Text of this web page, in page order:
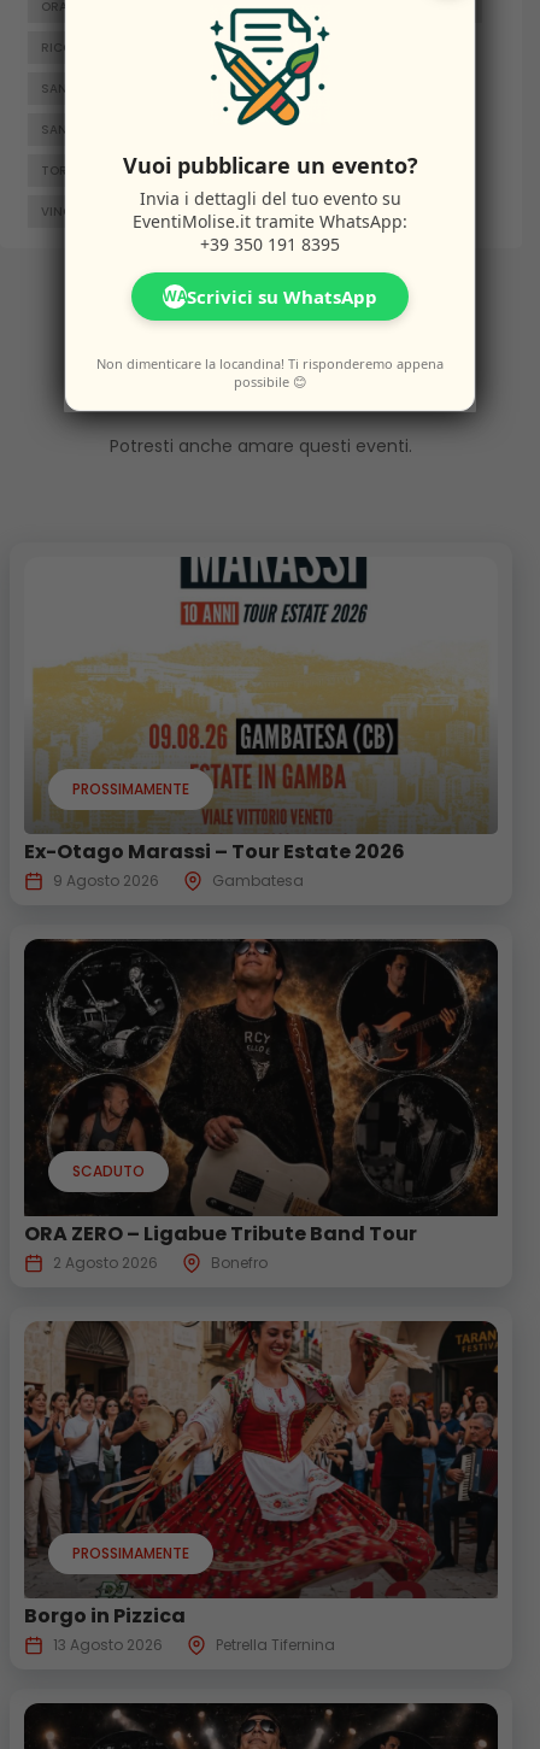
ORATINO PIETRABBONDANTE
RICCIA ROCCAMANDOLFI
SAN GIACOMO DEGLI SCHIAVONI SAN MASSIMO
SANTA CROCE DI MAGLIANO SEPINO
TORELLA DEL SANNIO TRIVENTO VENAFRO
VINCHIATURO
Potresti anche amare questi eventi.
PROSSIMAMENTE
Ex-Otago Marassi – Tour Estate 2026
9 Agosto 2026 Gambatesa
SCADUTO
ORA ZERO – Ligabue Tribute Band Tour
2 Agosto 2026 Bonefro
PROSSIMAMENTE
Borgo in Pizzica
13 Agosto 2026 Petrella Tifernina
Vuoi pubblicare un evento?
Invia i dettagli del tuo evento su
EventiMolise.it tramite WhatsApp:
+39 350 191 8395
WAScrivici su WhatsApp
Non dimenticare la locandina! Ti risponderemo appena
possibile 😊